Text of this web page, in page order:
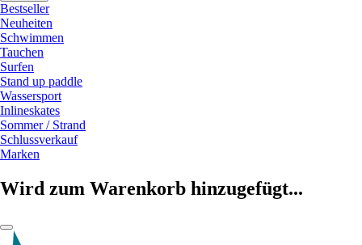
Bestseller
Neuheiten
Schwimmen
Tauchen
Surfen
Stand up paddle
Wassersport
Inlineskates
Sommer / Strand
Schlussverkauf
Marken
Wird zum Warenkorb hinzugefügt...